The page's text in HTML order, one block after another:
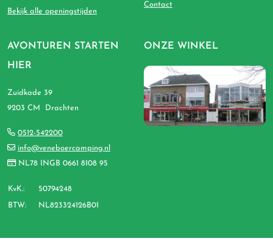
AVONTUREN STARTEN
HIER
Zuidkade 39
9203 CM Drachten
0512-542200
info@veneboercamping.nl
NL78 INGB 0661 8108 95
KvK.: 50794248
BTW: NL823324126B01
Bekijk alle openingstijden
Contact
ONZE WINKEL